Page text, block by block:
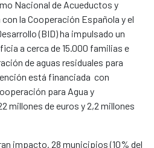
Nacional de Acueductos y
la Cooperación Española y el
(BID) ha impulsado un
a cerca de 15.000 familias e
de aguas residuales para
está financiada con
para Agua y
millones de euros y 2,2 millones
impacto. 28 municipios (10% del